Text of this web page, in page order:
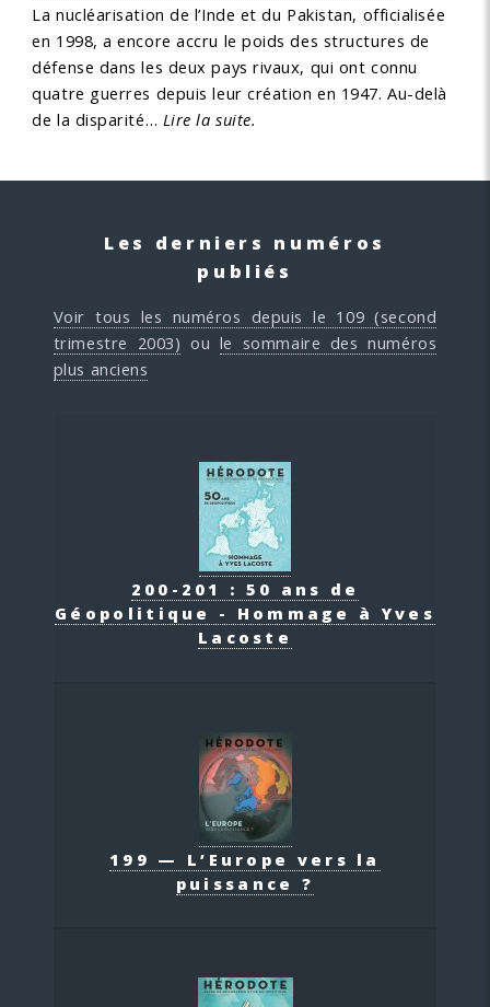
La nucléarisation de l’Inde et du Pakistan, officialisée
en 1998, a encore accru le poids des structures de
défense dans les deux pays rivaux, qui ont connu
quatre guerres depuis leur création en 1947. Au-delà
de la disparité… Lire la suite.
Les derniers numéros
publiés
Voir tous les numéros depuis le 109 (second
trimestre 2003) ou le sommaire des numéros
plus anciens
200-201 : 50 ans de
Géopolitique - Hommage à Yves
Lacoste
199 — L’Europe vers la
puissance ?